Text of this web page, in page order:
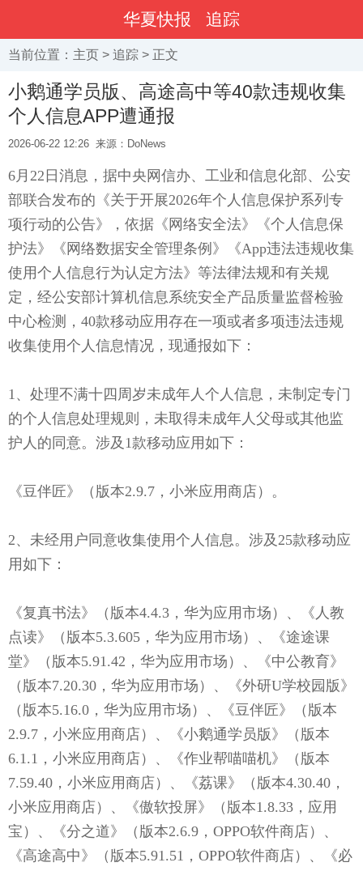
华夏快报 追踪
当前位置： 主页 > 追踪 > 正文
小鹅通学员版、高途高中等40款违规收集
个人信息APP遭通报
2026-06-22 12:26 来源：DoNews
6月22日消息，据中央网信办、工业和信息化部、公安
部联合发布的《关于开展2026年个人信息保护系列专
项行动的公告》，依据《网络安全法》《个人信息保
护法》《网络数据安全管理条例》《App违法违规收集
使用个人信息行为认定方法》等法律法规和有关规
定，经公安部计算机信息系统安全产品质量监督检验
中心检测，40款移动应用存在一项或者多项违法违规
收集使用个人信息情况，现通报如下：
1、处理不满十四周岁未成年人个人信息，未制定专门
的个人信息处理规则，未取得未成年人父母或其他监
护人的同意。涉及1款移动应用如下：
《豆伴匠》（版本2.9.7，小米应用商店）。
2、未经用户同意收集使用个人信息。涉及25款移动应
用如下：
《复真书法》（版本4.4.3，华为应用市场）、《人教
点读》（版本5.3.605，华为应用市场）、《途途课
堂》（版本5.91.42，华为应用市场）、《中公教育》
（版本7.20.30，华为应用市场）、《外研U学校园版》
（版本5.16.0，华为应用市场）、《豆伴匠》（版本
2.9.7，小米应用商店）、《小鹅通学员版》（版本
6.1.1，小米应用商店）、《作业帮喵喵机》（版本
7.59.40，小米应用商店）、《荔课》（版本4.30.40，
小米应用商店）、《傲软投屏》（版本1.8.33，应用
宝）、《分之道》（版本2.6.9，OPPO软件商店）、
《高途高中》（版本5.91.51，OPPO软件商店）、《必